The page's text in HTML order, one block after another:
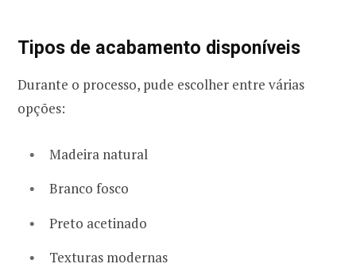
Tipos de acabamento disponíveis
Durante o processo, pude escolher entre várias
opções:
Madeira natural
Branco fosco
Preto acetinado
Texturas modernas